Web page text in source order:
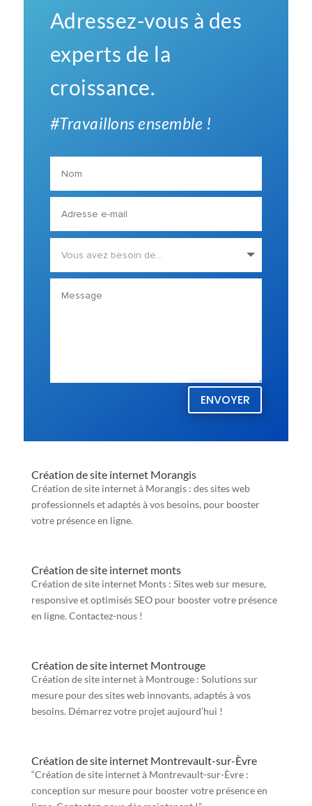
Adressez-vous à des
experts de la
croissance.
#Travaillons ensemble !
ENVOYER
Création de site internet Morangis
Création de site internet à Morangis : des sites web
professionnels et adaptés à vos besoins, pour booster
votre présence en ligne.
Création de site internet monts
Création de site internet Monts : Sites web sur mesure,
responsive et optimisés SEO pour booster votre présence
en ligne. Contactez-nous !
Création de site internet Montrouge
Création de site internet à Montrouge : Solutions sur
mesure pour des sites web innovants, adaptés à vos
besoins. Démarrez votre projet aujourd’hui !
Création de site internet Montrevault-sur-Èvre
“Création de site internet à Montrevault-sur-Èvre :
conception sur mesure pour booster votre présence en